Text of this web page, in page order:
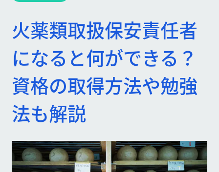
火薬類取扱保安責任者
になると何ができる？
資格の取得方法や勉強
法も解説